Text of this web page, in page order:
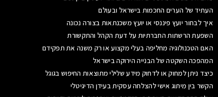
העתיד של הערים החכמות בישראל ובעולם
איך לבחור יועץ פיננסי או יועץ משכנתאות בצורה נכונה
השפעת הרשתות החברתיות על דעת הקהל והתקשורת
האם הטכנולוגיה מחליפה בעלי מקצוע או רק משנה את תפקידם
המהפכה השקטה של הבנייה הירוקה בישראל
כיצד ניתן למחוק או לדחוק מידע שלילי מתוצאות החיפוש בגוגל
הקשר בין מיתוג אישי להצלחה עסקית בעידן הדיגיטלי